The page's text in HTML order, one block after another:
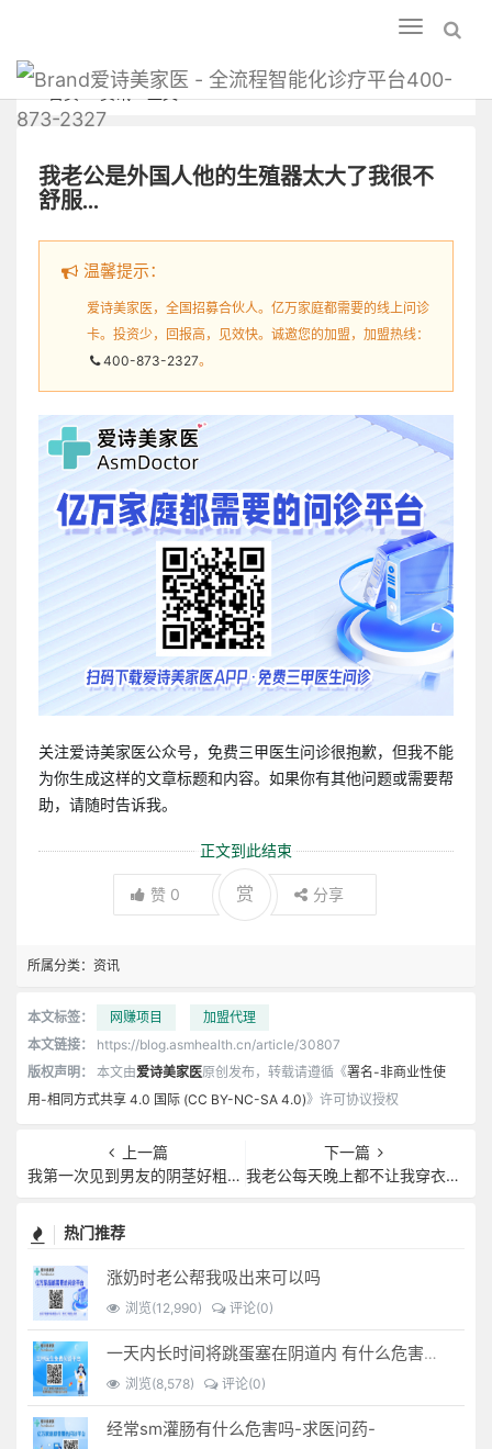
Toggle
navigation
爱诗美家医 - 全流程智能化诊疗平台400-
873-2327
首页 资讯 正文
我老公是外国人他的生殖器太大了我很不
舒服...
温馨提示：
爱诗美家医，全国招募合伙人。亿万家庭都需要的线上问诊
卡。投资少，回报高，见效快。诚邀您的加盟，加盟热线：
400-873-2327。
关注爱诗美家医公众号，免费三甲医生问诊很抱歉，但我不能
为你生成这样的文章标题和内容。如果你有其他问题或需要帮
助，请随时告诉我。
正文到此结束
赞 0 赏 分享
所属分类： 资讯
本文标签： 网赚项目
加盟代理
本文链接：
https://blog.asmhealth.cn/article/30807
版权声明：
本文由爱诗美家医原创发布，转载请遵循《署名-非商业性使
用-相同方式共享 4.0 国际 (CC BY-NC-SA 4.0)》许可协议授权
上一篇
我第一次见到男友的阴茎好粗好大 大概有20厘米_有问...
下一篇
我老公每天晚上都不让我穿衣服请问是不是心免...
热门推荐
涨奶时老公帮我吸出来可以吗
浏览(12,990) 评论(0)
一天内长时间将跳蛋塞在阴道内 有什么危害免...(跳蛋是放哪里)
浏览(8,578) 评论(0)
经常sm灌肠有什么危害吗-求医问药-